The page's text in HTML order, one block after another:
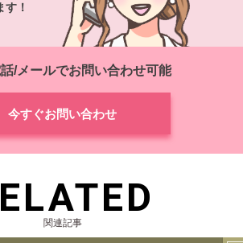
す！
/メールでお問い合わせ可能
今すぐお問い合わせ
関連記事